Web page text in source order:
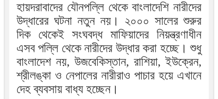
হায়দরাবাদের যৌনপল্লি থেকে বাংলাদেশি নারীদের
উদ্ধারের ঘটনা নতুন নয়। ২০০০ সালের শুরুর
দিক থেকেই সংঘবদ্ধ মাফিয়াদের নিয়ন্ত্রণাধীন
এসব পল্লি থেকে নারীদের উদ্ধার করা হচ্ছে। শুধু
বাংলাদেশ নয়, উজবেকিস্তান, রাশিয়া, ইউক্রেন,
শ্রীলঙ্কা ও নেপালের নারীরাও পাচার হয়ে এখানে
দেহ ব্যবসায় বাধ্য হচ্ছেন।